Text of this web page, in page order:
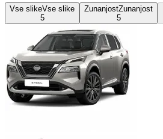
Vse slikeVse slike
5
ZunanjostZunanjost
5